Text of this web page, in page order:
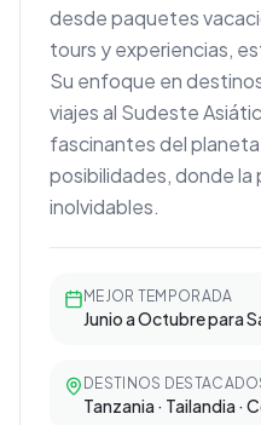
desde paquetes
tours y experiencias,
Su enfoque en
viajes al Sudeste
fascinantes del
posibilidades, donde la
inolvidables.
MEJOR TEMPORADA
Junio a Octubre para
DESTINOS
Tanzania · Tailandia ·